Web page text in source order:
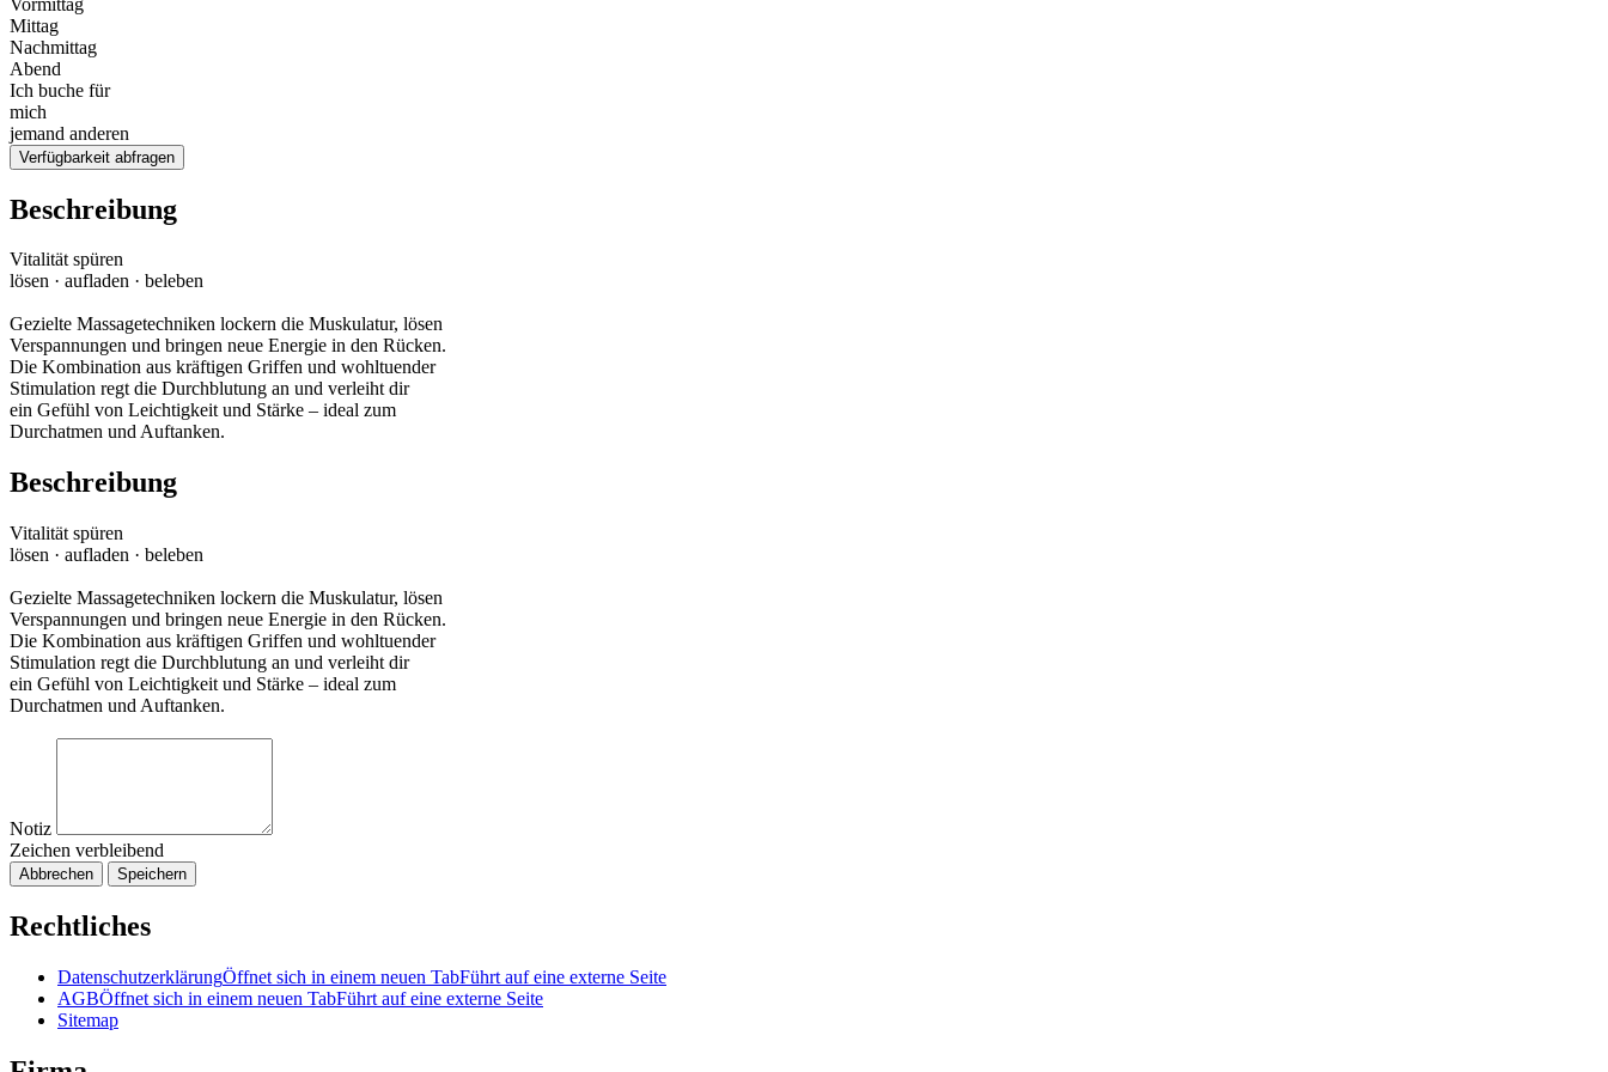
Mittag
Nachmittag
Abend
Ich buche für
mich
jemand anderen
Verfügbarkeit abfragen
Beschreibung
Vitalität spüren
lösen · aufladen · beleben
Gezielte Massagetechniken lockern die Muskulatur, lösen
Verspannungen und bringen neue Energie in den Rücken.
Die Kombination aus kräftigen Griffen und wohltuender
Stimulation regt die Durchblutung an und verleiht dir
ein Gefühl von Leichtigkeit und Stärke – ideal zum
Durchatmen und Auftanken.
Beschreibung
Vitalität spüren
lösen · aufladen · beleben
Gezielte Massagetechniken lockern die Muskulatur, lösen
Verspannungen und bringen neue Energie in den Rücken.
Die Kombination aus kräftigen Griffen und wohltuender
Stimulation regt die Durchblutung an und verleiht dir
ein Gefühl von Leichtigkeit und Stärke – ideal zum
Durchatmen und Auftanken.
Notiz
Zeichen verbleibend
Abbrechen Speichern
Rechtliches
DatenschutzerklärungÖffnet sich in einem neuen TabFührt auf eine externe Seite
AGBÖffnet sich in einem neuen TabFührt auf eine externe Seite
Sitemap